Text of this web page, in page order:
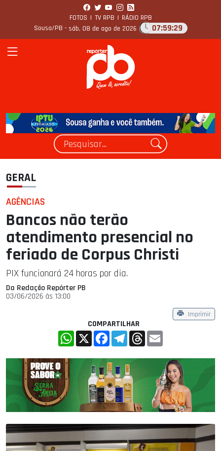
FOTOS | TV RPB | RÁDIO RPB
Sousa/PB - sáb, 08 de ago de 2026 07:59:30
GERAL
AGÊNCIAS
Bancos não terão
atendimento presencial no
feriado de Corpus Christi
PIX funcionará 24 horas por dia.
Da Redação Repórter PB
03/06/2026 às 13:00
Imprimir
COMPARTILHAR
WhatsApp
X FacebookTelegramThreads